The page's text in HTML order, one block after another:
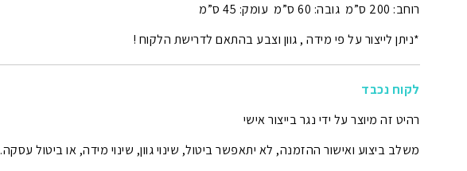
רוחב: 200 ס”מ גובה: 60 ס”מ עומק: 45 ס”מ
*ניתן לייצור על פי מידה , גוון וצבע בהתאם לדרישת הלקוח !
לקוח נכבד
רהיט זה מיוצר על ידי נגר בייצור אישי
משלב ביצוע ואישור ההזמנה, לא יתאפשר ביטול, שינוי גוון, שינוי מידה, או ביטול עסקה.